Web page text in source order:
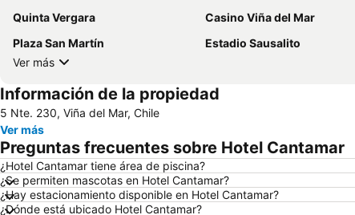
Quinta Vergara
Casino Viña del Mar
Plaza San Martín
Estadio Sausalito
Ver más
Información de la propiedad
5 Nte. 230, Viña del Mar, Chile
Ver más
Preguntas frecuentes sobre Hotel Cantamar
¿Hotel Cantamar tiene área de piscina?
¿Se permiten mascotas en Hotel Cantamar?
¿Hay estacionamiento disponible en Hotel Cantamar?
¿Dónde está ubicado Hotel Cantamar?